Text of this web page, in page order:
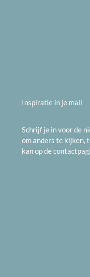
Inspiratie in je mail
Schrijf je in voor de
om anders te kijken,
kan op de